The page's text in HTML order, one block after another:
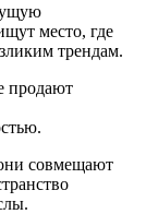
место, где
трендам.
продают
совмещают